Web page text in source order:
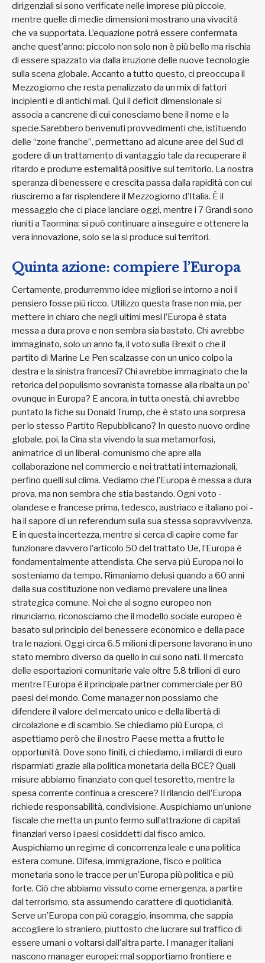
dirigenziali si sono verificate nelle imprese più piccole,
mentre quelle di medie dimensioni mostrano una vivacità
che va supportata. L’equazione potrà essere confermata
anche quest’anno: piccolo non solo non è più bello ma rischia
di essere spazzato via dalla irruzione delle nuove tecnologie
sulla scena globale. Accanto a tutto questo, ci preoccupa il
Mezzogiorno che resta penalizzato da un mix di fattori
incipienti e di antichi mali. Qui il deficit dimensionale si
associa a cancrene di cui conosciamo bene il nome e la
specie.Sarebbero benvenuti provvedimenti che, istituendo
delle “zone franche”, permettano ad alcune aree del Sud di
godere di un trattamento di vantaggio tale da recuperare il
ritardo e produrre esternalità positive sul territorio. La nostra
speranza di benessere e crescita passa dalla rapidità con cui
riusciremo a far risplendere il Mezzogiorno d’Italia. È il
messaggio che ci piace lanciare oggi, mentre i 7 Grandi sono
riuniti a Taormina: si può continuare a inseguire e ottenere la
vera innovazione, solo se la si produce sui territori.
Quinta azione: compiere l’Europa
Certamente, produrremmo idee migliori se intorno a noi il
pensiero fosse più ricco. Utilizzo questa frase non mia, per
mettere in chiaro che negli ultimi mesi l’Europa è stata
messa a dura prova e non sembra sia bastato. Chi avrebbe
immaginato, solo un anno fa, il voto sulla Brexit o che il
partito di Marine Le Pen scalzasse con un unico colpo la
destra e la sinistra francesi? Chi avrebbe immaginato che la
retorica del populismo sovranista tornasse alla ribalta un po’
ovunque in Europa? E ancora, in tutta onestà, chi avrebbe
puntato la fiche su Donald Trump, che è stato una sorpresa
per lo stesso Partito Repubblicano? In questo nuovo ordine
globale, poi, la Cina sta vivendo la sua metamorfosi,
animatrice di un liberal-comunismo che apre alla
collaborazione nel commercio e nei trattati internazionali,
perfino quelli sul clima. Vediamo che l’Europa è messa a dura
prova, ma non sembra che stia bastando. Ogni voto -
olandese e francese prima, tedesco, austriaco e italiano poi -
ha il sapore di un referendum sulla sua stessa sopravvivenza.
E in questa incertezza, mentre si cerca di capire come far
funzionare davvero l’articolo 50 del trattato Ue, l’Europa è
fondamentalmente attendista. Che serva più Europa noi lo
sosteniamo da tempo. Rimaniamo delusi quando a 60 anni
dalla sua costituzione non vediamo prevalere una linea
strategica comune. Noi che al sogno europeo non
rinunciamo, riconosciamo che il modello sociale europeo è
basato sul principio del benessere economico e della pace
tra le nazioni. Oggi circa 6.5 milioni di persone lavorano in uno
stato membro diverso da quello in cui sono nati. Il mercato
delle esportazioni comunitarie vale oltre 5.8 trilioni di euro
mentre l’Europa è il principale partner commerciale per 80
paesi del mondo. Come manager non possiamo che
difendere il valore del mercato unico e della libertà di
circolazione e di scambio. Se chiediamo più Europa, ci
aspettiamo però che il nostro Paese metta a frutto le
opportunità. Dove sono finiti, ci chiediamo, i miliardi di euro
risparmiati grazie alla politica monetaria della BCE? Quali
misure abbiamo finanziato con quel tesoretto, mentre la
spesa corrente continua a crescere? Il rilancio dell’Europa
richiede responsabilità, condivisione. Auspichiamo un’unione
fiscale che metta un punto fermo sull’attrazione di capitali
finanziari verso i paesi cosiddetti dal fisco amico.
Auspichiamo un regime di concorrenza leale e una politica
estera comune. Difesa, immigrazione, fisco e politica
monetaria sono le tracce per un’Europa più politica e più
forte. Ciò che abbiamo vissuto come emergenza, a partire
dal terrorismo, sta assumendo carattere di quotidianità.
Serve un’Europa con più coraggio, insomma, che sappia
accogliere lo straniero, piuttosto che lucrare sul traffico di
essere umani o voltarsi dall’altra parte. I manager italiani
nascono manager europei: mal sopportiamo frontiere e